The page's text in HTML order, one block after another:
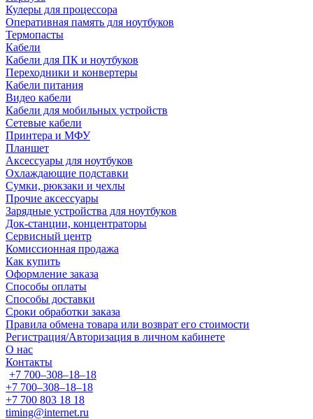
Кулеры для процессора
Оперативная память для ноутбуков
Термопасты
Кабели
Кабели для ПК и ноутбуков
Переходники и конвертеры
Кабели питания
Видео кабели
Кабели для мобильных устройств
Сетевые кабели
Принтера и МФУ
Планшет
Аксессуары для ноутбуков
Охлаждающие подставки
Сумки, рюкзаки и чехлы
Прочие аксессуары
Зарядные устройства для ноутбуков
Док-станции, концентраторы
Сервисный центр
Комиссионная продажа
Как купить
Оформление заказа
Способы оплаты
Способы доставки
Сроки обработки заказа
Правила обмена товара или возврат его стоимости
Регистрация/Авторизация в личном кабинете
О нас
Контакты
+7 700‒308‒18‒18
+7 700‒308‒18‒18
+7 700 803 18 18
timing@internet.ru